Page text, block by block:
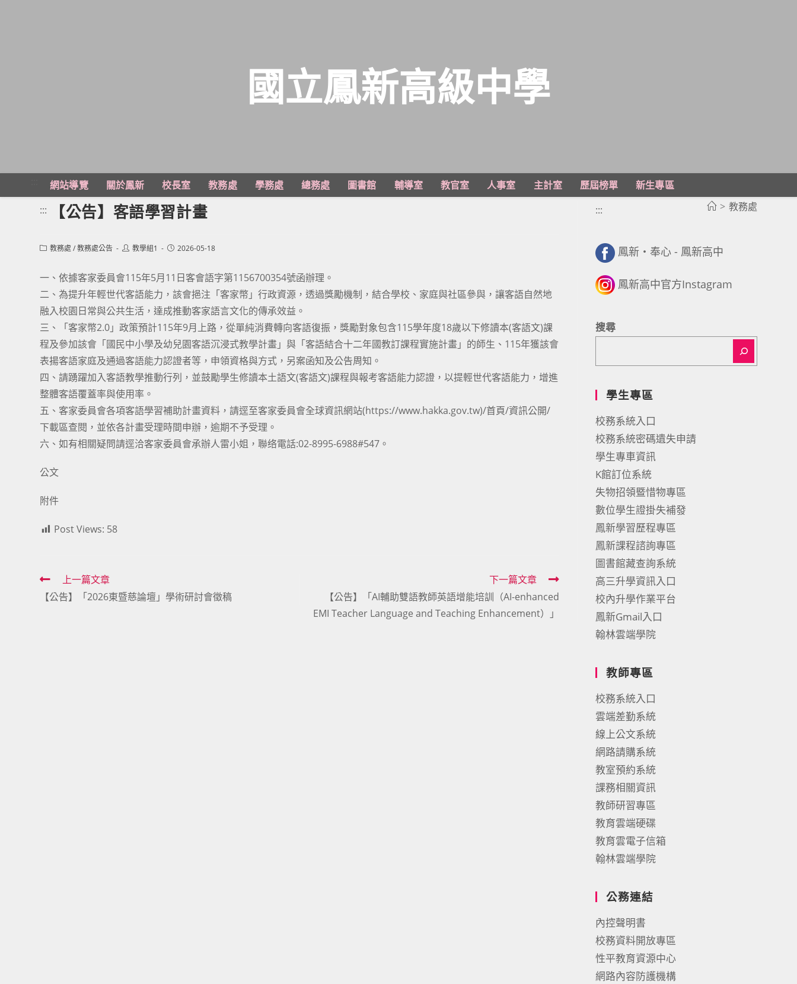
主
國立鳳新高級中學
網站導覽 關於鳳新 校長室 教務處 學務處 總務處 圖書館 輔導室 教官室 人事室 主計室 歷屆榜單
新生專區
> 教務處
::: 【公告】客語學習計畫
Post教務處 /教務處公告
Post教學組1
Post2026-05-18
一、依據客家委員會115年5月11日客會語字第1156700354號函辦理。
二、為提升年輕世代客語能力，該會挹注「客家幣」行政資源，透過獎勵機制，結合學校、家庭與社區參與，讓客語自然地
融入校園日常與公共生活，達成推動客家語言文化的傳承效益。
三、「客家幣2.0」政策預計115年9月上路，從單純消費轉向客語復振，獎勵對象包含115學年度18歲以下修讀本(客語文)課
程及參加該會「國民中小學及幼兒園客語沉浸式教學計畫」與「客語結合十二年國教訂課程實施計畫」的師生、115年獲該會
表揚客語家庭及通過客語能力認證者等，申領資格與方式，另案函知及公告周知。
四、請踴躍加入客語教學推動行列，並鼓勵學生修讀本土語文(客語文)課程與報考客語能力認證，以提輕世代客語能力，增進
整體客語覆蓋率與使用率。
五、客家委員會各項客語學習補助計畫資料，請逕至客家委員會全球資訊網站(https://www.hakka.gov.tw)/首頁/資訊公開/
下載區查閱，並依各計畫受理時間申辦，逾期不予受理。
六、如有相關疑問請逕洽客家委員會承辦人雷小姐，聯络電話:02-8995-6988#547。
公文
附件
Post Views: 58
Read
more
上一篇文章
【公告】「2026東暨慈論壇」學術研討會徵稿
下一篇文章
【公告】「AI輔助雙語教師英語增能培訓（AI-enhanced
EMI Teacher Language and Teaching Enhancement）」
:::
鳳新・奉心 - 鳳新高中
鳳新高中官方Instagram
搜尋
學生專區
校務系統入口
校務系統密碼遺失申請
學生專車資訊
K館訂位系統
失物招領暨惜物專區
數位學生證掛失補發
鳳新學習歷程專區
鳳新課程諮詢專區
圖書館藏查詢系統
高三升學資訊入口
校內升學作業平台
鳳新Gmail入口
翰林雲端學院
教師專區
校務系統入口
雲端差勤系統
線上公文系統
網路請購系統
教室預約系統
課務相關資訊
教師研習專區
教育雲端硬碟
教育雲電子信箱
翰林雲端學院
公務連結
內控聲明書
校務資料開放專區
性平教育資源中心
網路內容防護機構